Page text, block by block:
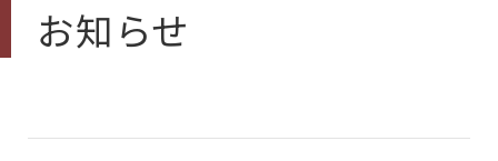
お知らせ